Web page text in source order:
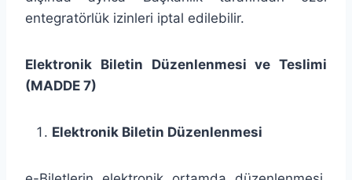
entegratörlük izinleri iptal edilebilir.
Elektronik Biletin Düzenlenmesi ve Teslimi
(MADDE 7)
Elektronik Biletin Düzenlenmesi